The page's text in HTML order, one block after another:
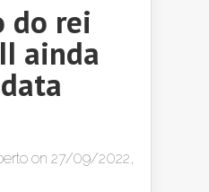
do rei
ainda
on 27/09/2022,